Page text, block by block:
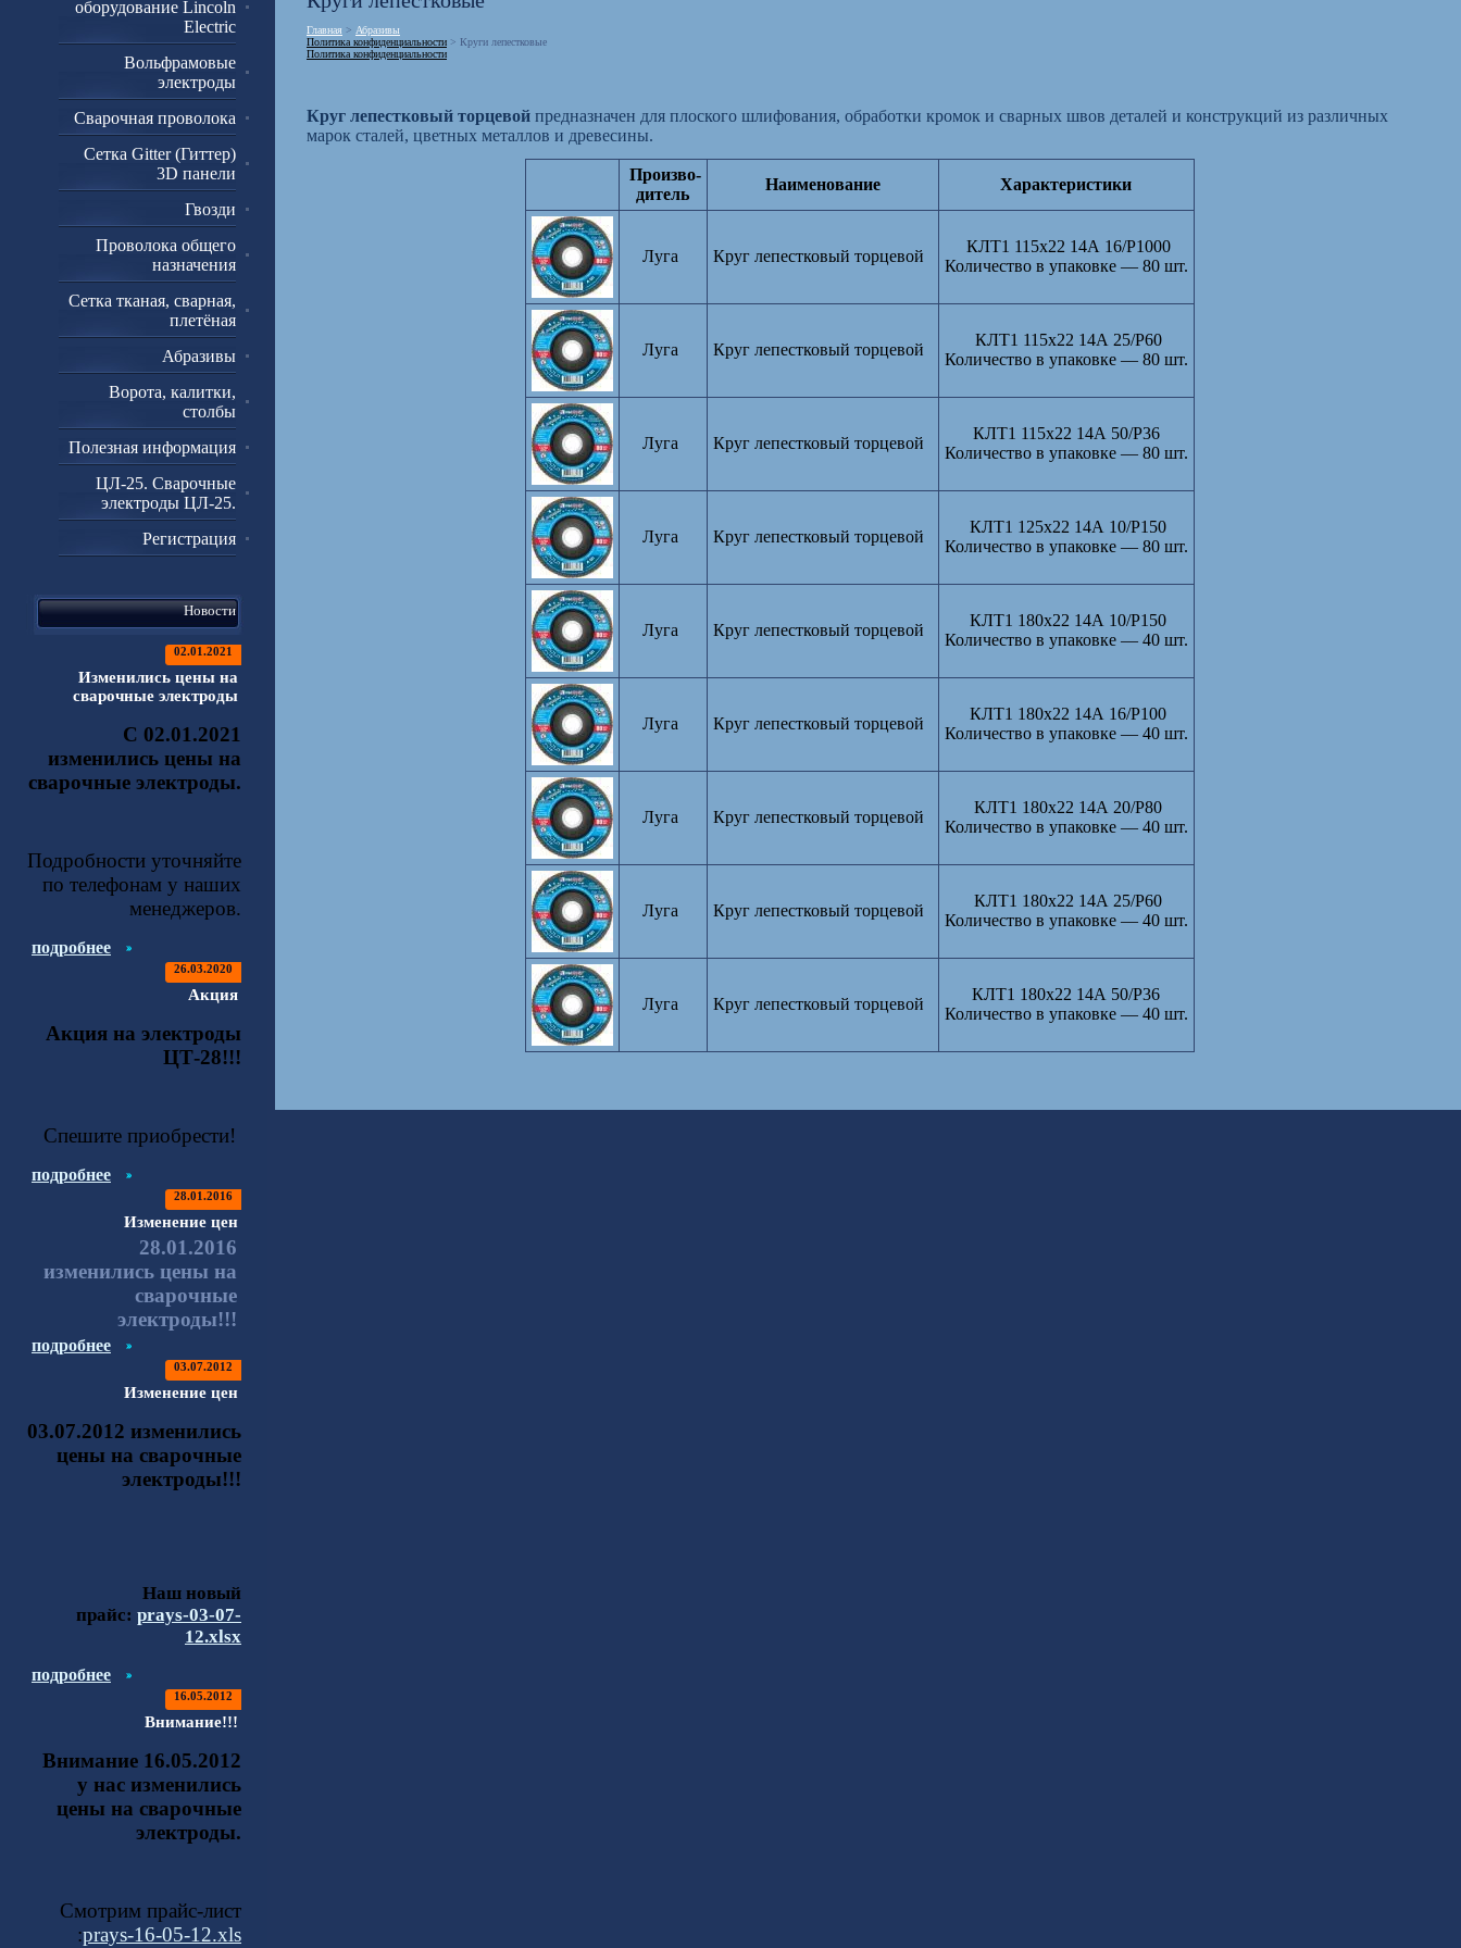
оборудование Lincoln
Electric
Вольфрамовые
электроды
Сварочная проволока
Сетка Gitter (Гиттер)
3D панели
Гвозди
Проволока общего
назначения
Сетка тканая, сварная,
плетёная
Абразивы
Ворота, калитки,
столбы
Полезная информация
ЦЛ-25. Сварочные
электроды ЦЛ-25.
Регистрация
Новости
02.01.2021
Изменились цены на
сварочные электроды
С 02.01.2021
изменились цены на
сварочные электроды.
Подробности уточняйте
по телефонам у наших
менеджеров.
подробнее
26.03.2020
Акция
Акция на электроды
ЦТ-28!!!
Спешите приобрести!
подробнее
28.01.2016
Изменение цен
28.01.2016
изменились цены на
сварочные
электроды!!!
подробнее
03.07.2012
Изменение цен
03.07.2012 изменились
цены на сварочные
электроды!!!
Наш новый
прайс: prays-03-07-
12.xlsx
подробнее
16.05.2012
Внимание!!!
Внимание 16.05.2012
у нас изменились
цены на сварочные
электроды.
Смотрим прайс-лист
:prays-16-05-12.xls
Главная > Абразивы
Политика конфиденциальности > Круги лепестковые
Политика конфиденциальности
Круг лепестковый торцевой предназначен для плоского шлифования, обработки кромок и сварных швов деталей и конструкций из различных
марок сталей, цветных металлов и древесины.
Произво-
дитель
Наименование Характеристики
Луга Круг лепестковый торцевой
КЛТ1 115х22 14А 16/Р1000
Количество в упаковке — 80 шт.
Луга Круг лепестковый торцевой
КЛТ1 115х22 14А 25/Р60
Количество в упаковке — 80 шт.
Луга Круг лепестковый торцевой
КЛТ1 115х22 14А 50/Р36
Количество в упаковке — 80 шт.
Луга Круг лепестковый торцевой
КЛТ1 125х22 14А 10/Р150
Количество в упаковке — 80 шт.
Луга Круг лепестковый торцевой
КЛТ1 180х22 14А 10/Р150
Количество в упаковке — 40 шт.
Луга Круг лепестковый торцевой
КЛТ1 180х22 14А 16/Р100
Количество в упаковке — 40 шт.
Луга Круг лепестковый торцевой
КЛТ1 180х22 14А 20/Р80
Количество в упаковке — 40 шт.
Луга Круг лепестковый торцевой
КЛТ1 180х22 14А 25/Р60
Количество в упаковке — 40 шт.
Луга Круг лепестковый торцевой
КЛТ1 180х22 14А 50/Р36
Количество в упаковке — 40 шт.